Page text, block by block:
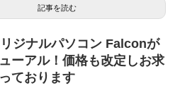
記事を読む
ジナルパソコン Falconが
ーアル！価格も改定しお求
ております